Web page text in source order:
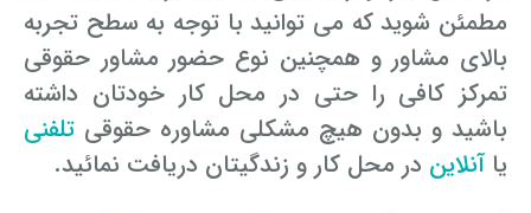
مطمئن شوید که می توانید با توجه به سطح تجربه
بالای مشاور و همچنین نوع حضور مشاور حقوقی
تمرکز کافی را حتی در محل کار خودتان داشته
باشید و بدون هیچ مشکلی مشاوره حقوقی تلفنی
یا آنلاین در محل کار و زندگیتان دریافت نمائید.